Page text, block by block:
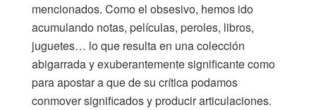
mencionados. Como el obsesivo, hemos ido
acumulando notas, películas, peroles, libros,
juguetes… lo que resulta en una colección
abigarrada y exuberantemente significante como
para apostar a que de su crítica podamos
conmover significados y producir articulaciones.